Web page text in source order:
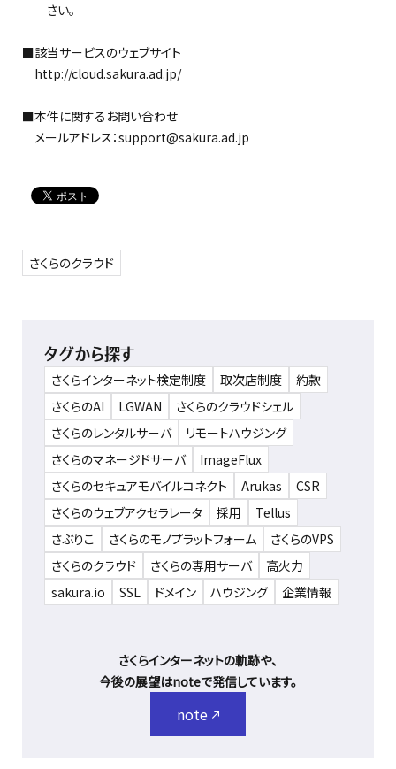
さい。
■該当サービスのウェブサイト
http://cloud.sakura.ad.jp/
■本件に関するお問い合わせ
メールアドレス：support@sakura.ad.jp
さくらのクラウド
タグから探す
さくらインターネット検定制度 取次店制度
約款
さくらのAI
LGWAN
さくらのクラウドシェル
さくらのレンタルサーバ
リモートハウジング
さくらのマネージドサーバ
ImageFlux
さくらのセキュアモバイルコネクト
Arukas
CSR
さくらのウェブアクセラレータ
採用
Tellus
さぶりこ
さくらのモノプラットフォーム
さくらのVPS
さくらのクラウド
さくらの専用サーバ
高火力
sakura.io
SSL ドメイン ハウジング 企業情報
さくらインターネットの軌跡や、
今後の展望はnoteで発信しています。
note